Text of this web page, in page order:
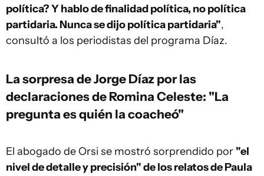
política? Y hablo de finalidad política, no política
partidaria. Nunca se dijo política partidaria",
consultó a los periodistas del programa Díaz.
La sorpresa de Jorge Díaz por las
declaraciones de Romina Celeste: "La
pregunta es quién la coacheó"
El abogado de Orsi se mostró sorprendido por "el
nivel de detalle y precisión" de los relatos de Paula